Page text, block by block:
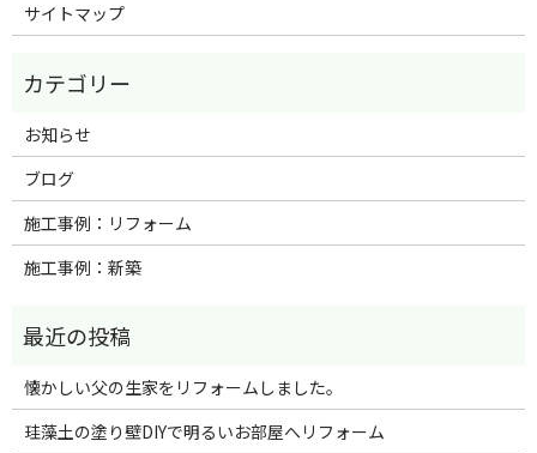
サイトマップ
お知らせ
ブログ
施工事例：リフォーム
施工事例：新築
懐かしい父の生家をリフォームしました。
珪藻土の塗り壁DIYで明るいお部屋へリフォーム